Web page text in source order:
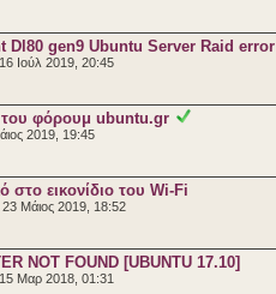
Dl80 gen9 Ubuntu Server Raid error
Ιούλ 2019, 20:45
φόρουμ ubuntu.gr
2019, 19:45
στο εικονίδιο του Wi-Fi
23 Μάιος 2019, 18:52
NOT FOUND [UBUNTU 17.10]
Μαρ 2018, 01:31